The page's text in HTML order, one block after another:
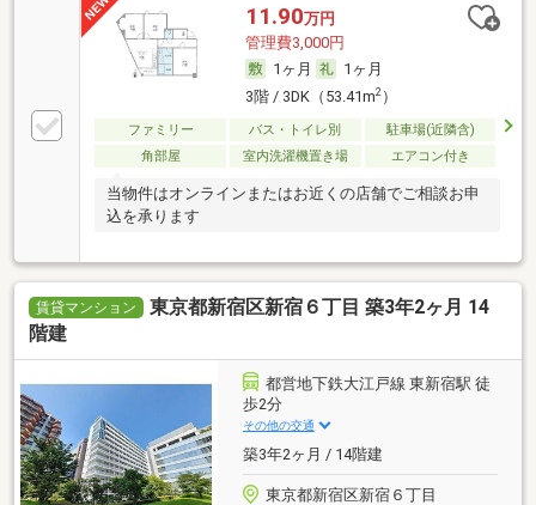
11.90万円
管理費3,000円
1ヶ月
1ヶ月
3階 / 3DK（53.41m2）
ファミリー バス・トイレ別
駐車場(近隣含)
角部屋
室内洗濯機置き場 エアコン付き
当物件はオンラインまたはお近くの店舗でご相談お申
込を承ります
賃貸マンション
東京都新宿区新宿６丁目 築3年2ヶ月 14
階建
都営地下鉄大江戸線 東新宿駅 徒
歩2分
その他の交通
築3年2ヶ月 / 14階建
東京都新宿区新宿６丁目